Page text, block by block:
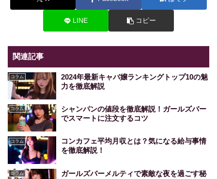
LINE コピー
関連記事
コラム
2024年最新キャバ嬢ランキングトップ10の魅
力を徹底解説
コラム
シャンパンの値段を徹底解説！ガールズバー
でスマートに注文するコツ
コラム
コンカフェ平均月収とは？気になる給与事情
を徹底解説！
コラム
ガールズバーメルティで素敵な夜を過ごす秘